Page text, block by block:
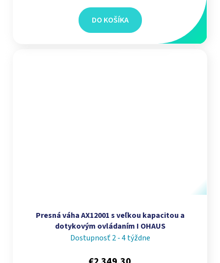
DO KOŠÍKA
Presná váha AX12001 s veľkou kapacitou a
dotykovým ovládaním I OHAUS
Dostupnosť 2 - 4 týždne